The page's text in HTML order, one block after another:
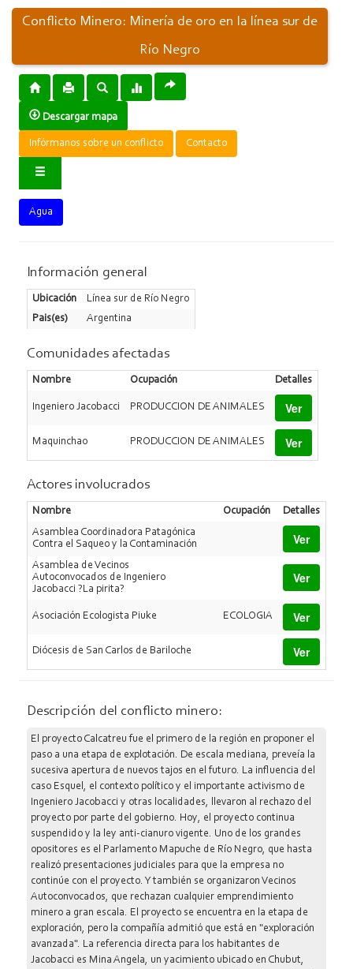
Conflicto Minero: Minería de oro en la línea sur de
Río Negro
Descargar mapa
Infórmanos sobre un conflicto Contacto
Agua
Información general
Ubicación
Línea sur de Río Negro
Pais(es)
Argentina
Comunidades afectadas
Nombre Ocupación Detalles
Ingeniero Jacobacci PRODUCCION DE ANIMALES Ver
Maquinchao PRODUCCION DE ANIMALES Ver
Actores involucrados
Nombre Ocupación
Detalles
Asamblea Coordinadora Patagónica
Contra el Saqueo y la Contaminación
Ver
Asamblea de Vecinos
Autoconvocados de Ingeniero
Jacobacci ?La pirita?
Ver
Asociación Ecologista Piuke ECOLOGIA Ver
Diócesis de San Carlos de Bariloche Ver
Descripción del conflicto minero:
El proyecto Calcatreu fue el primero de la región en proponer el
paso a una etapa de explotación. De escala mediana, preveía la
sucesiva apertura de nuevos tajos en el futuro. La influencia del
caso Esquel, el contexto político y el importante activismo de
Ingeniero Jacobacci y otras localidades, llevaron al rechazo del
proyecto por parte del gobierno. Hoy, el proyecto continua
suspendido y la ley anti-cianuro vigente. Uno de los grandes
opositores es el Parlamento Mapuche de Río Negro, que hasta
realizó presentaciones judiciales para que la empresa no
continúe con el proyecto. Y también se organizaron Vecinos
Autoconvocados, que rechazan cualquier emprendimiento
minero a gran escala. El proyecto se encuentra en la etapa de
exploración, pero la compañía admitió que está en "exploración
avanzada". La referencia directa para los habitantes de
Jacobacci es Mina Angela, un yacimiento ubicado en Chubut,